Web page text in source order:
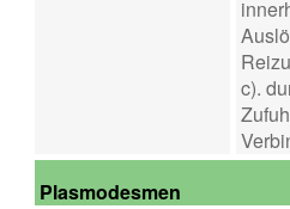
c).
Plasmodesmen